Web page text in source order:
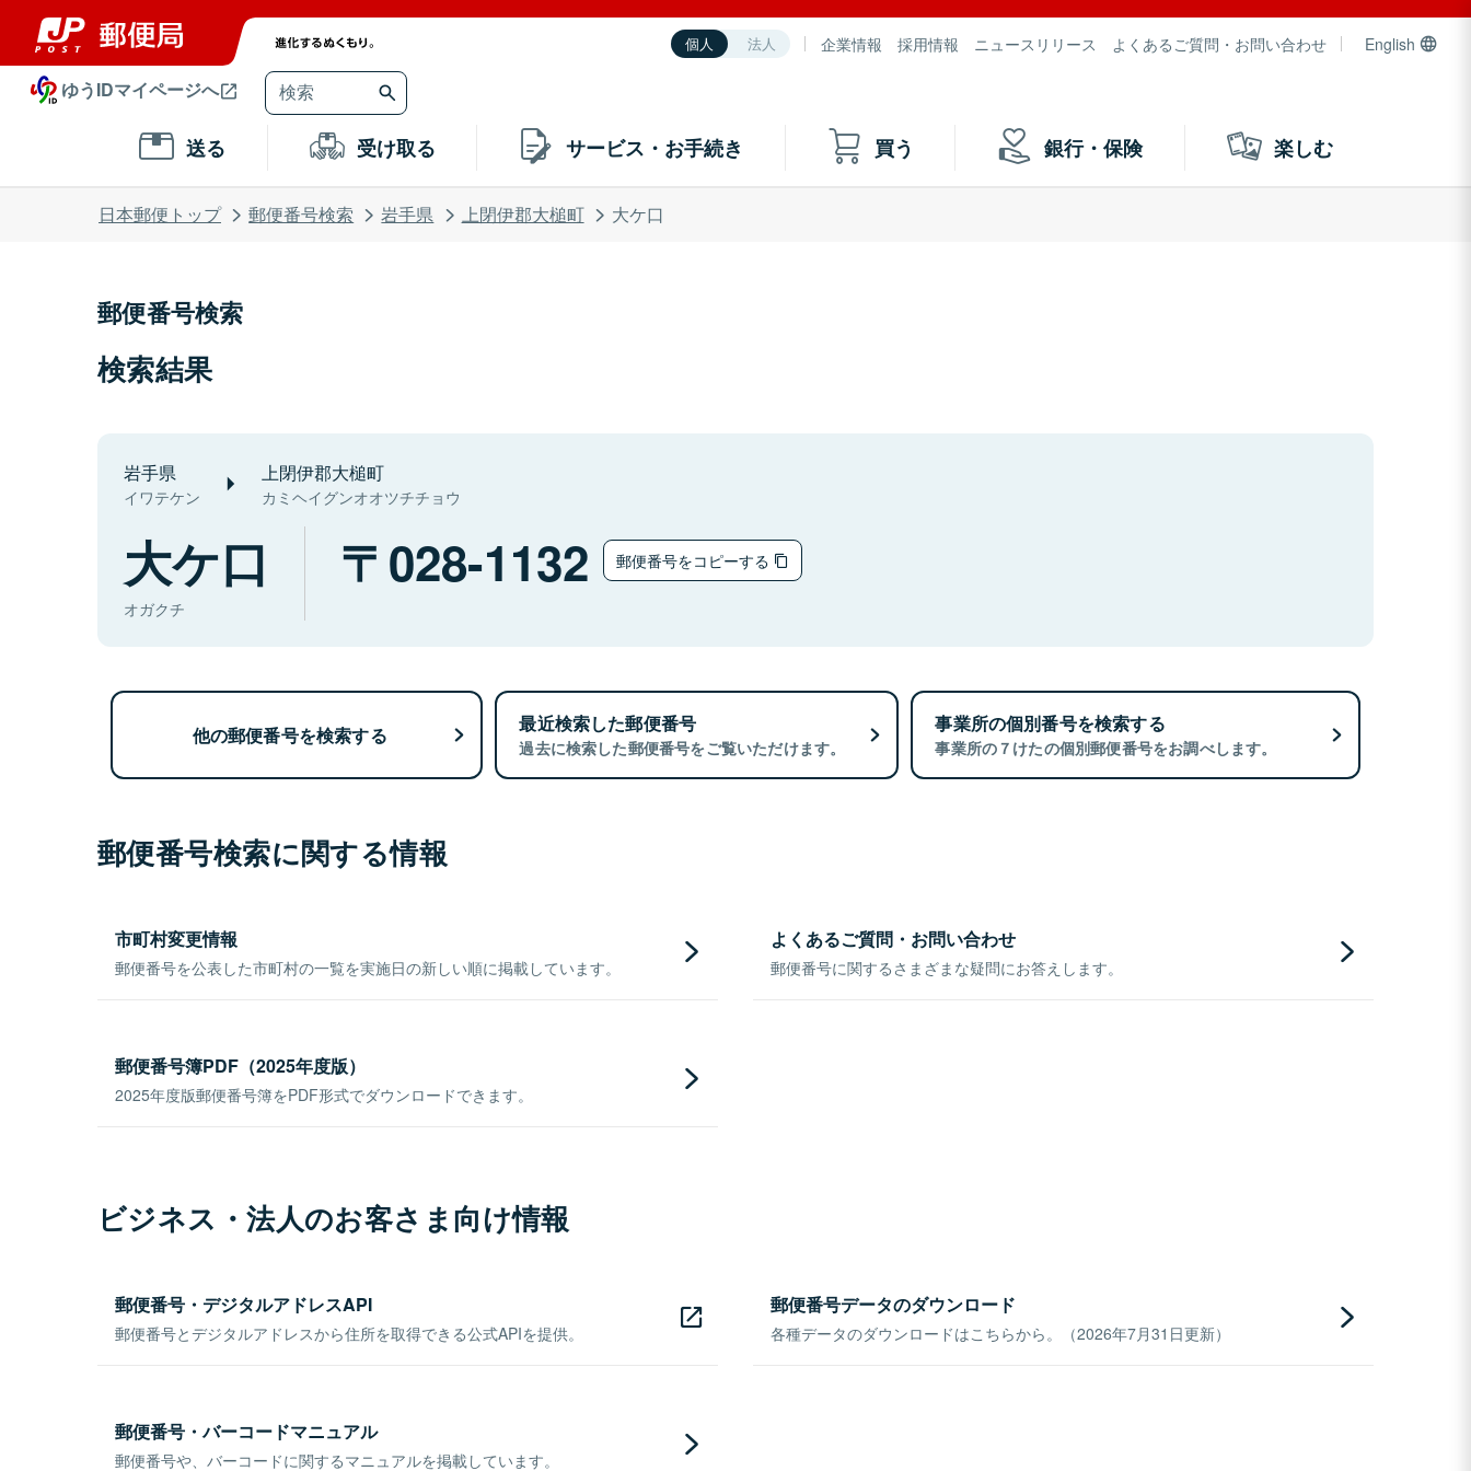
個人 法人 企業情報 採用情報 ニュースリリース よくあるご質問・お問い合わせ English
ゆうIDマイページへ
送る 受け取る サービス・お手続き 買う 銀行・保険 楽しむ
日本郵便トップ 郵便番号検索 岩手県 上閉伊郡大槌町 大ケ口
郵便番号検索
検索結果
岩手県
イワテケン
上閉伊郡大槌町
カミヘイグンオオツチチョウ
大ケ口
オガクチ
028-1132 郵便番号をコピーする
他の郵便番号を検索する 最近検索した郵便番号
過去に検索した郵便番号をご覧いただけます。
事業所の個別番号を検索する
事業所の７けたの個別郵便番号をお調べします。
郵便番号検索に関する情報
市町村変更情報
郵便番号を公表した市町村の一覧を実施日の新しい順に掲載しています。
よくあるご質問・お問い合わせ
郵便番号に関するさまざまな疑問にお答えします。
郵便番号簿PDF（2025年度版）
2025年度版郵便番号簿をPDF形式でダウンロードできます。
ビジネス・法人のお客さま向け情報
郵便番号・デジタルアドレスAPI
郵便番号とデジタルアドレスから住所を取得できる公式APIを提供。
郵便番号データのダウンロード
各種データのダウンロードはこちらから。（2026年7月31日更新）
郵便番号・バーコードマニュアル
郵便番号や、バーコードに関するマニュアルを掲載しています。